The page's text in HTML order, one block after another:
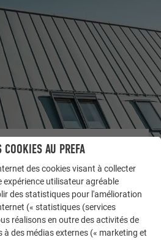
PREFA démontre la
Découvrez d’autres projets
les solutions en aluminium
toitures, systèmes solaires et
AU PREFA
des cookies visant à collecter
expérience utilisateur agréable
des statistiques pour l'amélioration
(« statistiques (services
réalisons en outre des activités de
des médias externes (« marketing et